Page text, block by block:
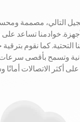
خوادمنا تساعد
وتسمح بأقصى